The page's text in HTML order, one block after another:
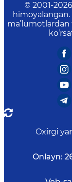
© 2001-2026
Oxirgi
Onlayn: